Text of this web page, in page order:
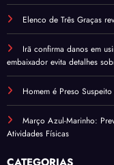
Elenco de Três Graças
Irã confirma danos em
embaixador evita detalhes
Homem é Preso
Março Azul-Marinho:
Atividades Físicas